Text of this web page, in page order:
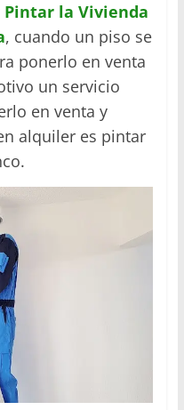
Pintar la Vivienda
, cuando un piso se
ponerlo en venta
un servicio
en venta y
alquiler es pintar